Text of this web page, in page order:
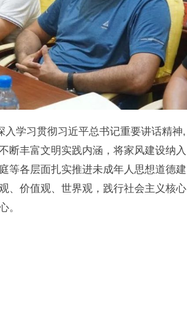
入学习贯彻习近平总书记重要讲话精神,
断丰富文明实践内涵，将家风建设纳入
等各层面扎实推进未成年人思想道德建
、价值观、世界观，践行社会主义核心
。